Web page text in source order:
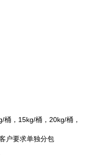
桶，15kg/桶，20kg/桶，
户要求单独分包